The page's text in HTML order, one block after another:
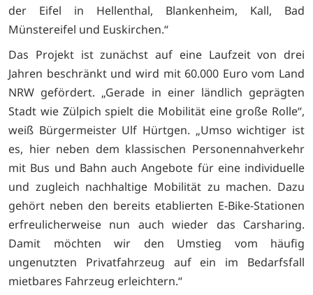
der Eifel in Hellenthal, Blankenheim, Kall, Bad
Münstereifel und Euskirchen.“
Das Projekt ist zunächst auf eine Laufzeit von drei
Jahren beschränkt und wird mit 60.000 Euro vom Land
NRW gefördert. „Gerade in einer ländlich geprägten
Stadt wie Zülpich spielt die Mobilität eine große Rolle“,
weiß Bürgermeister Ulf Hürtgen. „Umso wichtiger ist
es, hier neben dem klassischen Personennahverkehr
mit Bus und Bahn auch Angebote für eine individuelle
und zugleich nachhaltige Mobilität zu machen. Dazu
gehört neben den bereits etablierten E-Bike-Stationen
erfreulicherweise nun auch wieder das Carsharing.
Damit möchten wir den Umstieg vom häufig
ungenutzten Privatfahrzeug auf ein im Bedarfsfall
mietbares Fahrzeug erleichtern.“